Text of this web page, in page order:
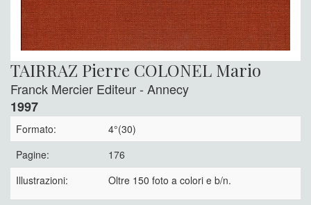
TAIRRAZ Pierre COLONEL Mario
Franck Mercier Editeur - Annecy
1997
Formato:
4°(30)
Pagine:
176
Illustrazioni:
Oltre 150 foto a colori e b/n.